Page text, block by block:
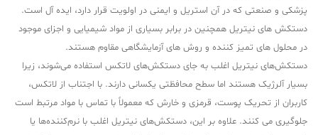
پزشکی و صنعتی که در آن استریل و ایمنی در اولویت قرار دارد، ایده آل است.
دستکش های نیتریل همچنین در برابر بسیاری از مواد شیمیایی و اجزای موجود
در محلول های تمیز کننده و روش های آزمایشگاهی مقاوم هستند.
دستکش‌های نیتریل اغلب به جای دستکش‌های لاتکس استفاده می‌شوند، زیرا
بسیار آلرژیک هستند اما سطح محافظتی یکسانی دارند. با اجتناب از لاتکس،
کاربران از تحریک پوست، قرمزی و خارش که معمولاً با تماس با مواد مرتبط است
جلوگیری می کنند. علاوه بر این، دستکش‌های نیتریل اغلب با نرم‌کننده‌ها یا